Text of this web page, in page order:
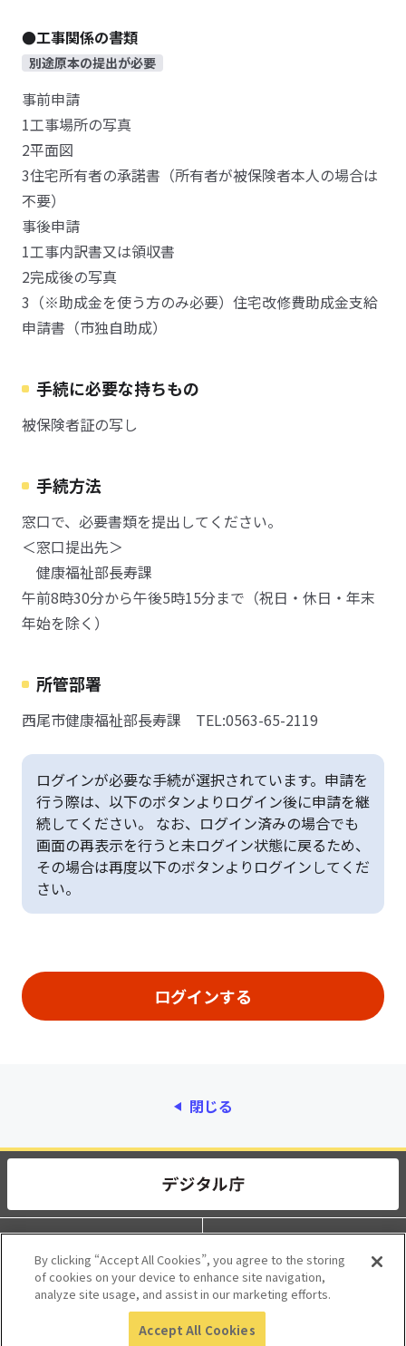
●工事関係の書類
別途原本の提出が必要
事前申請
1工事場所の写真
2平面図
3住宅所有者の承諾書（所有者が被保険者本人の場合は
不要）
事後申請
1工事内訳書又は領収書
2完成後の写真
3（※助成金を使う方のみ必要）住宅改修費助成金支給
申請書（市独自助成）
手続に必要な持ちもの
被保険者証の写し
手続方法
窓口で、必要書類を提出してください。
＜窓口提出先＞
健康福祉部長寿課
午前8時30分から午後5時15分まで（祝日・休日・年末
年始を除く）
所管部署
西尾市健康福祉部長寿課 TEL:0563-65-2119
ログインが必要な手続が選択されています。申請を
行う際は、以下のボタンよりログイン後に申請を継
続してください。 なお、ログイン済みの場合でも
画面の再表示を行うと未ログイン状態に戻るため、
その場合は再度以下のボタンよりログインしてくだ
さい。
閉じる
動作環境 個人情報保護
利用規約 アクセシビリティ
© 2017 Digital Agency, Government of Japan.
By clicking “Accept All Cookies”, you agree to the storing
of cookies on your device to enhance site navigation,
analyze site usage, and assist in our marketing efforts.
Accept All Cookies